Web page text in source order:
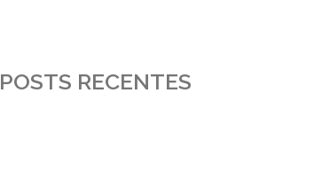
POSTS RECENTES